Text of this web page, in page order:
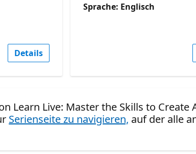
Details
Sprache: Englisch
Learn Live: Master the Skills to Create
Serienseite zu navigieren, auf der alle